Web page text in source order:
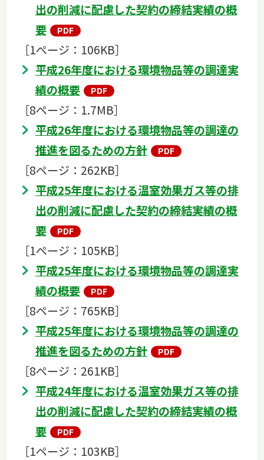
出の削減に配慮した契約の締結実績の概
要
［1ページ：106KB］
平成26年度における環境物品等の調達実
績の概要
［8ページ：1.7MB］
平成26年度における環境物品等の調達の
推進を図るための方針
［8ページ：262KB］
平成25年度における温室効果ガス等の排
出の削減に配慮した契約の締結実績の概
要
［1ページ：105KB］
平成25年度における環境物品等の調達実
績の概要
［8ページ：765KB］
平成25年度における環境物品等の調達の
推進を図るための方針
［8ページ：261KB］
平成24年度における温室効果ガス等の排
出の削減に配慮した契約の締結実績の概
要
［1ページ：103KB］